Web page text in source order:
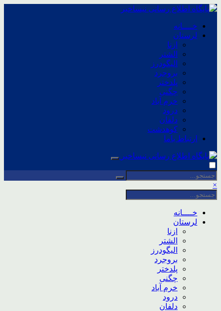
خــــانه
لرستان
ازنا
الشتر
الیگودرز
بروجرد
پلدختر
چگنی
خرم آباد
درود
دلفان
کوهدشت
ارتباط باما
×
خــــانه
لرستان
ازنا
الشتر
الیگودرز
بروجرد
پلدختر
چگنی
خرم آباد
درود
دلفان